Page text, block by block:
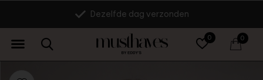
0 0
Dezelfde dag verzonden